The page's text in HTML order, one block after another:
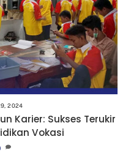
2024
Karier: Sukses Terukir
Vokasi